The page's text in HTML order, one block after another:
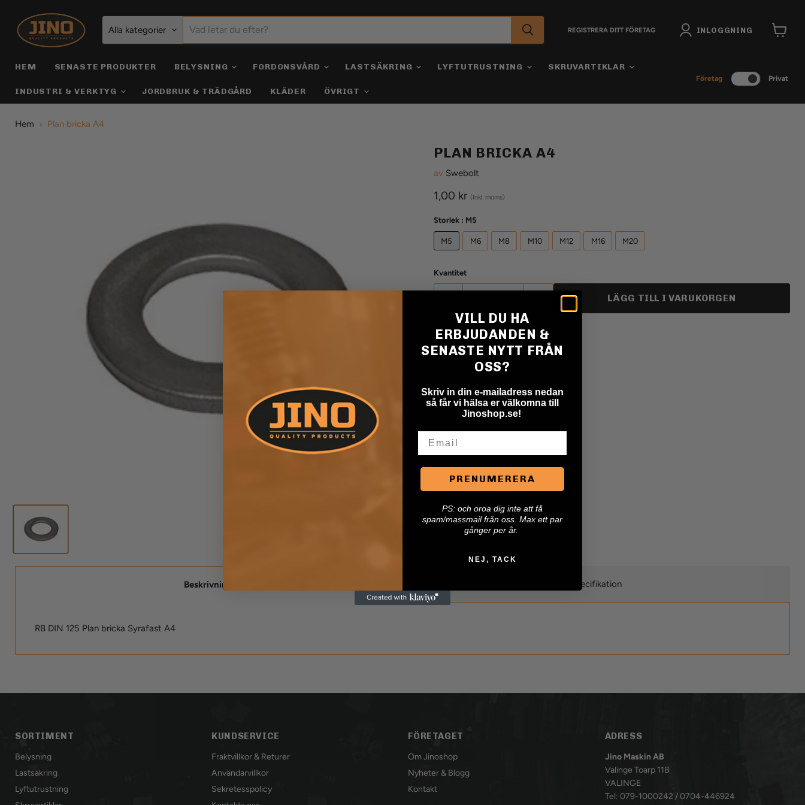
Alla kategorier REGISTRERA DITT FÖRETAG INLOGGNING
HEM SENASTE PRODUKTER BELYSNING FORDONSVÅRD LASTSÄKRING LYFTUTRUSTNING SKRUVARTIKLAR
INDUSTRI & VERKTYG JORDBRUK & TRÄDGÅRD KLÄDER ÖVRIGT
Företag Privat
Hem Plan bricka A4
PLAN BRICKA A4
av Swebolt
Aktuellt pris
1,00 kr (Inkl. moms)
Storlek : M5
M5 M6 M8 M10 M12 M16 M20
Kvantitet
LÄGG TILL I VARUKORGEN
Dela detta:
Beskrivning
RB DIN 125 Plan bricka Syrafast A4
Specifikation
SORTIMENT
Belysning
Lastsäkring
Lyftutrustning
KUNDSERVICE
Fraktvillkor & Returer
Användarvillkor
Sekretesspolicy
FÖRETAGET
Om Jinoshop
Nyheter & Blogg
Kontakt
ADRESS
Jino Maskin AB
Valinge Toarp 11B
VALINGE
Tel: 079-1000242 / 0704-446924
VILL DU HA
ERBJUDANDEN &
SENASTE NYTT FRÅN
OSS?
Skriv in din e-mailadress nedan
så får vi hälsa er välkomna till
Jinoshop.se!
PRENUMERERA
PS: och oroa dig inte att få
spam/massmail från oss. Max ett par
gånger per år.
NEJ, TACK